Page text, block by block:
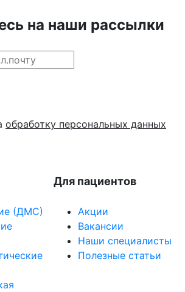
на наши рассылки
обработку персональных данных
(ДМС)
Для пациентов
Акции
Вакансии
Наши специалисты
Полезные статьи